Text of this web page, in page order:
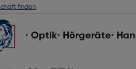
finden
Optik Hörgeräte